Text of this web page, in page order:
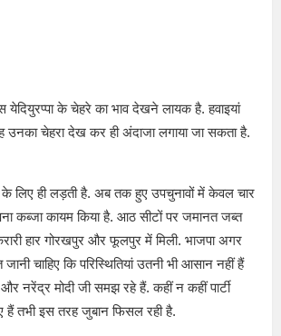
येदियुरप्पा के चेहरे का भाव देखने लायक है. हवाइयां
चेहरा देख कर ही अंदाजा लगाया जा सकता है.
के लिए ही लड़ती है. अब तक हुए उपचुनावों में केवल चार
कब्जा कायम किया है. आठ सीटों पर जमानत जब्त
हार गोरखपुर और फूलपुर में मिली. भाजपा अगर
चाहिए कि परिस्थितियां उतनी भी आसान नहीं हैं
नरेंद्र मोदी जी समझ रहे हैं. कहीं न कहीं पार्टी
तभी इस तरह जुबान फिसल रही है.